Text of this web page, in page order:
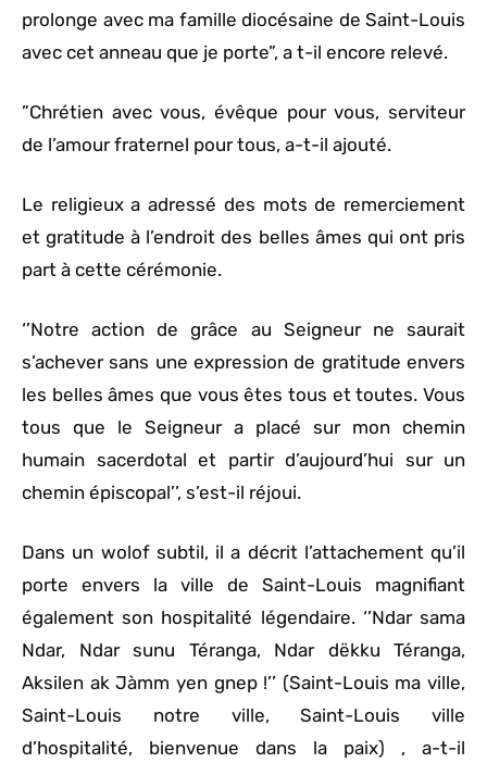
prolonge avec ma famille diocésaine de Saint-Louis
avec cet anneau que je porte”, a t-il encore relevé.
”Chrétien avec vous, évêque pour vous, serviteur
de l’amour fraternel pour tous, a-t-il ajouté.
Le religieux a adressé des mots de remerciement
et gratitude à l’endroit des belles âmes qui ont pris
part à cette cérémonie.
‘’Notre action de grâce au Seigneur ne saurait
s’achever sans une expression de gratitude envers
les belles âmes que vous êtes tous et toutes. Vous
tous que le Seigneur a placé sur mon chemin
humain sacerdotal et partir d’aujourd’hui sur un
chemin épiscopal’’, s’est-il réjoui.
Dans un wolof subtil, il a décrit l’attachement qu’il
porte envers la ville de Saint-Louis magnifiant
également son hospitalité légendaire. ‘’Ndar sama
Ndar, Ndar sunu Téranga, Ndar dëkku Téranga,
Aksilen ak Jàmm yen gnep !’’ (Saint-Louis ma ville,
Saint-Louis notre ville, Saint-Louis ville
d’hospitalité, bienvenue dans la paix) , a-t-il